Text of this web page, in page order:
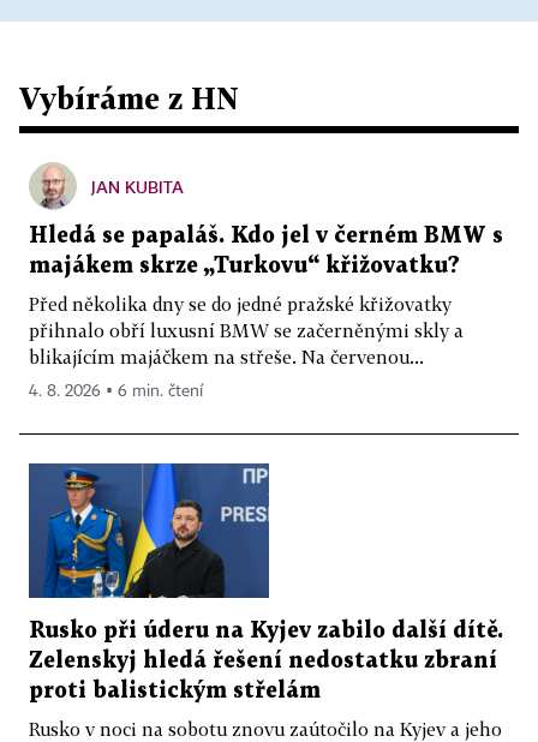
Vybíráme z HN
JAN KUBITA
Hledá se papaláš. Kdo jel v černém BMW s
majákem skrze „Turkovu“ křižovatku?
Před několika dny se do jedné pražské křižovatky
přihnalo obří luxusní BMW se začerněnými skly a
blikajícím majáčkem na střeše. Na červenou...
4. 8. 2026 ▪ 6 min. čtení
Rusko při úderu na Kyjev zabilo další dítě.
Zelenskyj hledá řešení nedostatku zbraní
proti balistickým střelám
Rusko v noci na sobotu znovu zaútočilo na Kyjev a jeho